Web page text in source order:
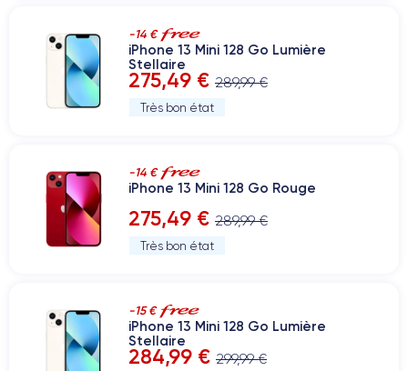
-14 €
iPhone 13 Mini 128 Go Lumière
Stellaire
275,49 € 289,99 €
Très bon état
-14 €
iPhone 13 Mini 128 Go Rouge
275,49 € 289,99 €
Très bon état
-15 €
iPhone 13 Mini 128 Go Lumière
Stellaire
284,99 € 299,99 €